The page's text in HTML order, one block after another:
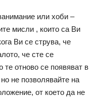
или хоби –
мисли , които са Ви
Ви се струва, че
че сте се
те отново се появяват в
не позволявайте на
от което да не